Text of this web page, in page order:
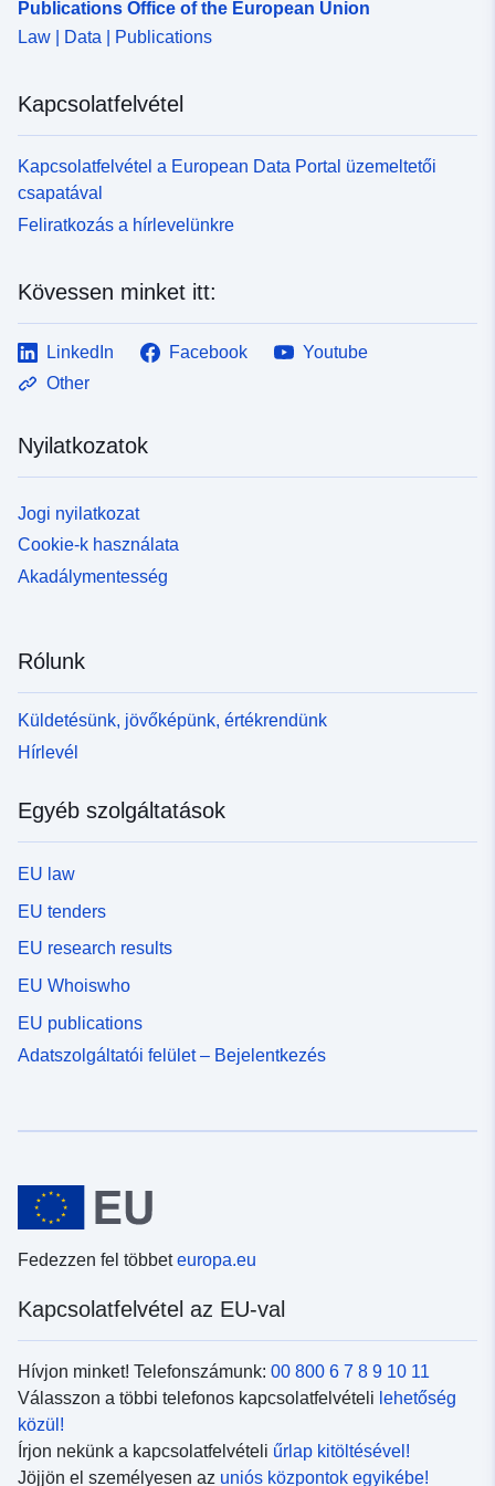
Publications Office of the European Union
Law | Data | Publications
Kapcsolatfelvétel
Kapcsolatfelvétel a European Data Portal üzemeltetői
csapatával
Feliratkozás a hírlevelünkre
Kövessen minket itt:
LinkedIn Facebook
Youtube
Other
Nyilatkozatok
Jogi nyilatkozat
Cookie-k használata
Akadálymentesség
Rólunk
Küldetésünk, jövőképünk, értékrendünk
Hírlevél
Egyéb szolgáltatások
EU law
EU tenders
EU research results
EU Whoiswho
EU publications
Adatszolgáltatói felület – Bejelentkezés
Fedezzen fel többeteuropa.eu
Kapcsolatfelvétel az EU-val
Hívjon minket! Telefonszámunk: 00 800 6 7 8 9 10 11
Válasszon a többi telefonos kapcsolatfelvételi lehetőség
közül!
Írjon nekünk a kapcsolatfelvételi űrlap kitöltésével!
Jöjjön el személyesen az uniós központok egyikébe!